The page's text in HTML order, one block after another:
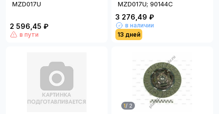
MZD017U
2 596,45 ₽
в пути
MZD017U; 90144C
3 276,49 ₽
в наличии
13 дней
1/ 2